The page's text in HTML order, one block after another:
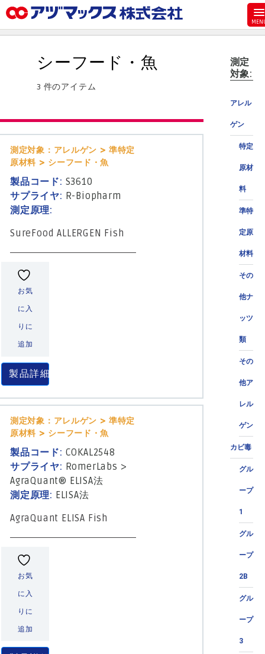
お気に入り
お買い物カゴ
主要取扱ブランド
製品検索
見積発行
測定
対象:
アレル
ゲン
特定
原材
料
準特
定原
材料
その
他ナ
ッツ
類
その
他ア
レル
ゲン
カビ毒
グル
ープ
1
グル
ープ
2B
グル
ープ
3
シーフード・魚
3 件のアイテム
測定対象：アレルゲン > 準特定
原材料 > シーフード・魚
製品コード: S3610
サプライヤ: R-Biopharm
測定原理:
SureFood ALLERGEN Fish
お気
に入
りに
追加
製品詳細
測定対象：アレルゲン > 準特定
原材料 > シーフード・魚
製品コード: COKAL2548
サプライヤ: RomerLabs >
AgraQuant® ELISA法
測定原理: ELISA法
AgraQuant ELISA Fish
お気
に入
りに
追加